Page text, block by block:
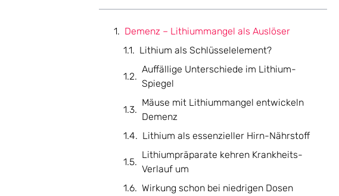
Demenz – Lithiummangel als Auslöser
Lithium als Schlüsselelement?
Auffällige Unterschiede im Lithium-
Spiegel
Mäuse mit Lithiummangel entwickeln
Demenz
Lithium als essenzieller Hirn-Nährstoff
Lithiumpräparate kehren Krankheits-
Verlauf um
Wirkung schon bei niedrigen Dosen